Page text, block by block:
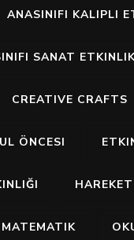
ANASINIFI KALIPLI
SANAT
CREATIVE CRAFTS
ÖNCESI
MATEMATIK